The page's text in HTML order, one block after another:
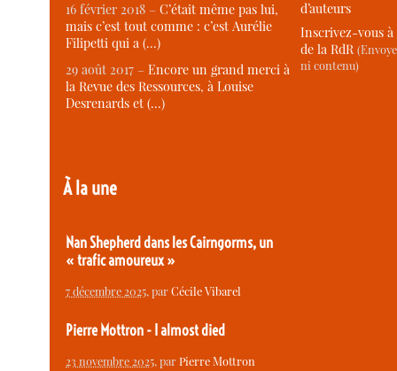
16 février 2018 –C’était même pas lui,
mais c’est tout comme : c’est Aurélie
Filipetti qui a (…)
29 août 2017 –Encore un grand merci à
la Revue des Ressources, à Louise
Desrenards et (…)
À la une
Nan Shepherd dans les Cairngorms, un
« trafic amoureux »
7 décembre 2025, parCécile Vibarel
Pierre Mottron - I almost died
23 novembre 2025, parPierre Mottron
d’auteurs
Inscrivez-vous
de la RdR
ni contenu)